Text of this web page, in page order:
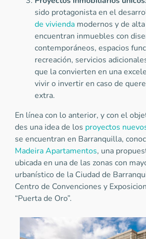
sido protagonista en el
de vivienda modernos y de
encuentran inmuebles con
contemporáneos, espacios
recreación, servicios
que la convierten en una
vivir o invertir en caso de
extra.
En línea con lo anterior, y con el
des una idea de los proyectos
se encuentran en Barranquilla,
Madeira Apartamentos, una
ubicada en una de las zonas con
urbanístico de la Ciudad de
Centro de Convenciones y
“Puerta de Oro”.